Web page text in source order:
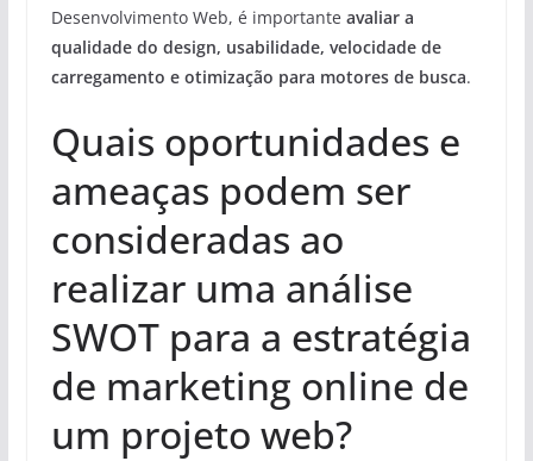
Desenvolvimento Web, é importante avaliar a
qualidade do design, usabilidade, velocidade de
carregamento e otimização para motores de busca.
Quais oportunidades e
ameaças podem ser
consideradas ao
realizar uma análise
SWOT para a estratégia
de marketing online de
um projeto web?